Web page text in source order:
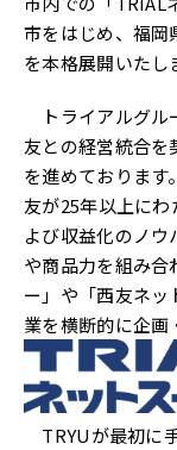
市をはじめ、福岡
を本格展開いたし
トライアルグル
友との経営統合
を進めております
友が25年以上に
よび収益化のノウ
や商品力を組み
ー」や「西友ネッ
業を横断的に企画
TRYUが最初に